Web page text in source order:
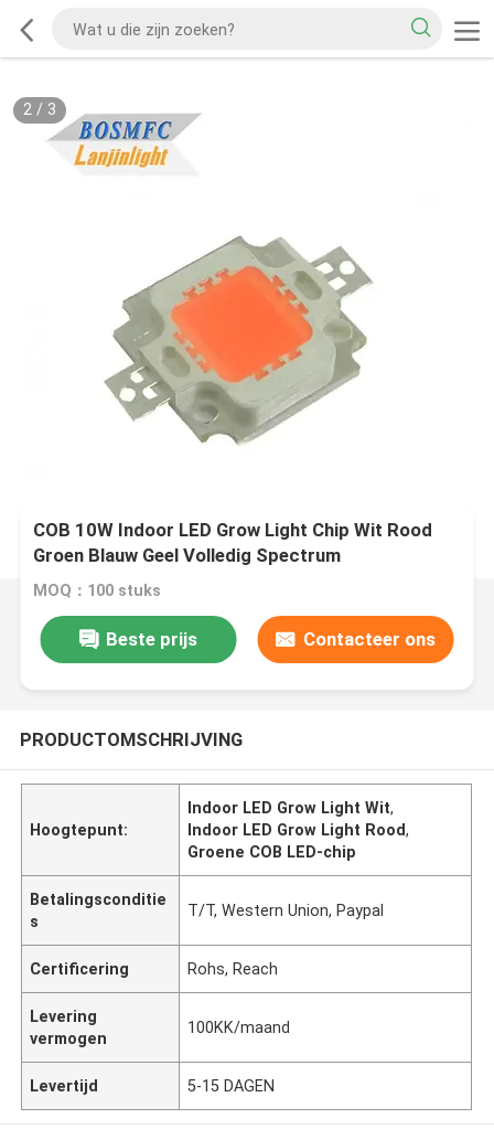
2/ 3
COB 10W Indoor LED Grow Light Chip Wit Rood
Groen Blauw Geel Volledig Spectrum
MOQ：100 stuks
Beste prijs Contacteer ons
PRODUCTOMSCHRIJVING
Hoogtepunt:
Indoor LED Grow Light Wit,
Indoor LED Grow Light Rood,
Groene COB LED-chip
Betalingsconditie
s
T/T, Western Union, Paypal
Certificering Rohs, Reach
Levering
vermogen
100KK/maand
Levertijd 5-15 DAGEN